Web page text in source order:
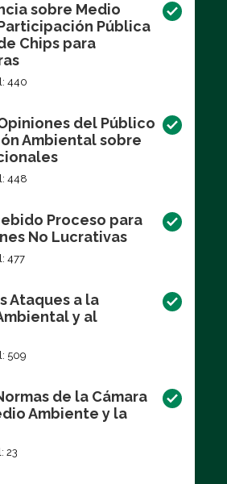
sobre Medio
Pública
Chips para
440
del Público
Ambiental sobre
448
Proceso para
No Lucrativas
477
Ataques a la
y al
509
de la Cámara
Ambiente y la
23